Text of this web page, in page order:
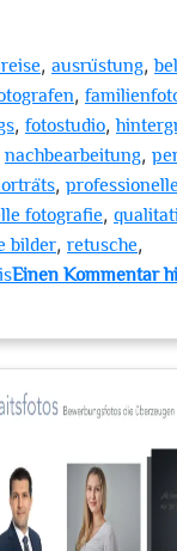
, ausrüstung,
,
, fotostudio,
nachbearbeitung,
,
fotografie,
bilder, retusche,
Einen Kommentar